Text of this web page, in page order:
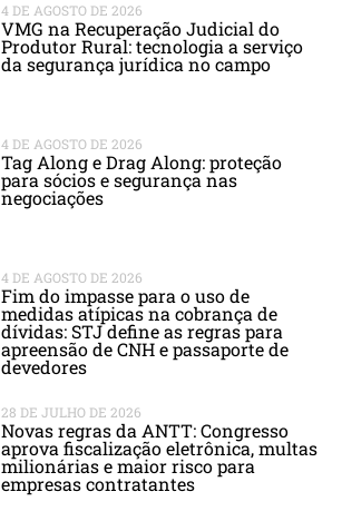
4 DE AGOSTO DE 2026
VMG na Recuperação Judicial do
Produtor Rural: tecnologia a serviço
da segurança jurídica no campo
4 DE AGOSTO DE 2026
Tag Along e Drag Along: proteção
para sócios e segurança nas
negociações
4 DE AGOSTO DE 2026
Fim do impasse para o uso de
medidas atípicas na cobrança de
dívidas: STJ define as regras para
apreensão de CNH e passaporte de
devedores
28 DE JULHO DE 2026
Novas regras da ANTT: Congresso
aprova fiscalização eletrônica, multas
milionárias e maior risco para
empresas contratantes